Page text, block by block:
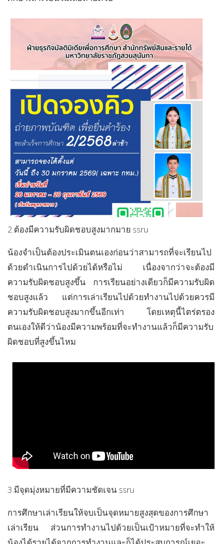
2.ต้องมีความรับผิดชอบสูงมากมาย ssru
น้องจำเป็นต้องประเมินตนเองก่อนว่าสามารถที่จะเรียนไป
ด้วยดำเนินการไปด้วยได้หรือไม่ เนื่องจากว่าจะต้องมี
ความรับผิดชอบสูงขึ้น การเรียนอย่างเดียวก็มีความรับผิด
ชอบสูงแล้ว แต่การเล่าเรียนไปด้วยทำงานไปด้วยควรมี
ความรับผิดชอบสูงมากขึ้นอีกเท่า โดยเหตุนี้ไตร่ตรอง
ตนเองให้ดีว่าน้องมีความพร้อมที่จะทำงานแล้วก็มีความรับ
ผิดชอบที่สูงขึ้นไหม
3.มีจุดมุ่งหมายที่มีความชัดเจน ssru
การศึกษาเล่าเรียนให้จบเป็นจุดหมายสูงสุดของการศึกษา
เล่าเรียน ส่วนการทำงานไปด้วยเป็นเป้าหมายที่จะทำให้